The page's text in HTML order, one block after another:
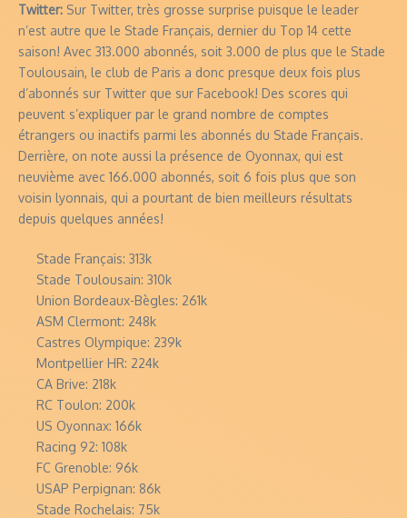
Twitter: Sur Twitter, très grosse surprise puisque le leader
n’est autre que le Stade Français, dernier du Top 14 cette
saison! Avec 313.000 abonnés, soit 3.000 de plus que le Stade
Toulousain, le club de Paris a donc presque deux fois plus
d’abonnés sur Twitter que sur Facebook! Des scores qui
peuvent s’expliquer par le grand nombre de comptes
étrangers ou inactifs parmi les abonnés du Stade Français.
Derrière, on note aussi la présence de Oyonnax, qui est
neuvième avec 166.000 abonnés, soit 6 fois plus que son
voisin lyonnais, qui a pourtant de bien meilleurs résultats
depuis quelques années!
Stade Français: 313k
Stade Toulousain: 310k
Union Bordeaux-Bègles: 261k
ASM Clermont: 248k
Castres Olympique: 239k
Montpellier HR: 224k
CA Brive: 218k
RC Toulon: 200k
US Oyonnax: 166k
Racing 92: 108k
FC Grenoble: 96k
USAP Perpignan: 86k
Stade Rochelais: 75k